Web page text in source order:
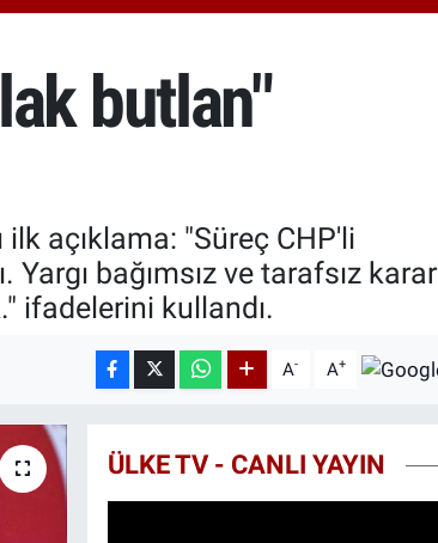
BITCOIN
65.130,04
%1.2
butlan"
açıklama: "Süreç CHP'li
bağımsız ve tarafsız karar
ifadelerini kullandı.
A- A+
ÜLKE TV - CANLI YAYIN